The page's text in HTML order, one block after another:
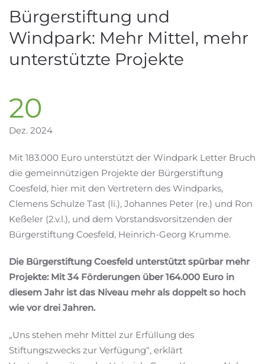
Bürgerstiftung und
Windpark: Mehr Mittel, mehr
unterstützte Projekte
20
Dez. 2024
Mit 183.000 Euro unterstützt der Windpark Letter Bruch
die gemeinnützigen Projekte der Bürgerstiftung
Coesfeld, hier mit den Vertretern des Windparks,
Clemens Schulze Tast (li.), Johannes Peter (re.) und Ron
Keßeler (2.v.l.), und dem Vorstandsvorsitzenden der
Bürgerstiftung Coesfeld, Heinrich-Georg Krumme.
Die Bürgerstiftung Coesfeld unterstützt spürbar mehr
Projekte: Mit 34 Förderungen über 164.000 Euro in
diesem Jahr ist das Niveau mehr als doppelt so hoch
wie vor drei Jahren.
„Uns stehen mehr Mittel zur Erfüllung des
Stiftungszwecks zur Verfügung“, erklärt